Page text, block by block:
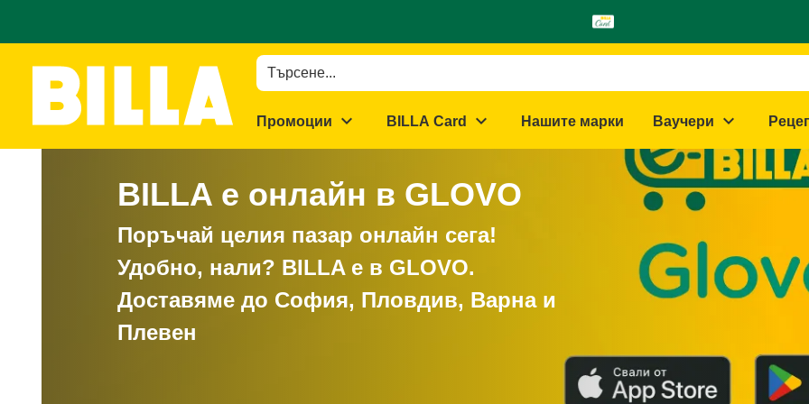
Търсене...
Промоции expand_more BILLA Card expand_more Нашите марки Ваучери expand_more
BILLA е онлайн в GLOVO
Поръчай целия пазар онлайн сега!
Удобно, нали? BILLA е в GLOVO.
Доставяме до София, Пловдив, Варна и
Плевен